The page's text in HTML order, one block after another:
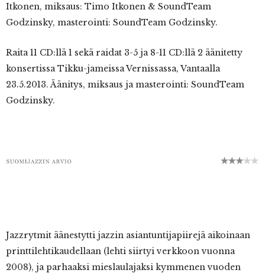
Itkonen, miksaus: Timo Itkonen & SoundTeam
Godzinsky, masterointi: SoundTeam Godzinsky.
Raita 11 CD:llä 1 sekä raidat 3-5 ja 8-11 CD:llä 2 äänitetty
konsertissa Tikku-jameissa Vernissassa, Vantaalla
23.5.2013. Äänitys, miksaus ja masterointi: SoundTeam
Godzinsky.
Jazzrytmit äänestytti jazzin asiantuntijapiirejä aikoinaan
printtilehtikaudellaan (lehti siirtyi verkkoon vuonna
2008), ja parhaaksi mieslaulajaksi kymmenen vuoden